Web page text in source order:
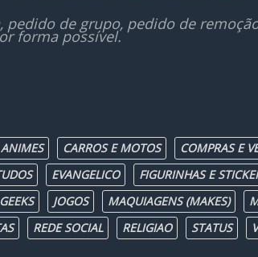
de grupo, pedido de
forma possível.
ANIMES CARROS E MOTOS COMPRAS E
EVANGELICO FIGURINHAS E
GEEKS JOGOS MAQUIAGENS (MAKES)
REDE SOCIAL RELIGIAO STATUS